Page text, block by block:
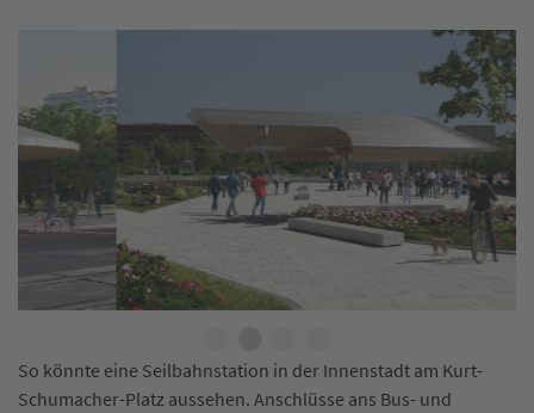
So könnte eine Seilbahnstation in der Innenstadt am Kurt-
Schumacher-Platz aussehen. Anschlüsse ans Bus- und